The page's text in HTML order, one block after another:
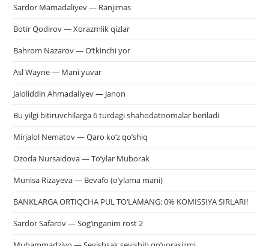
Sardor Mamadaliyev — Ranjimas
Botir Qodirov — Xorazmlik qizlar
Bahrom Nazarov — O’tkinchi yor
Asl Wayne — Mani yuvar
Jaloliddin Ahmadaliyev — Janon
Bu yilgi bitiruvchilarga 6 turdagi shahodatnomalar beriladi
Mirjalol Nematov — Qaro ko’z qo’shiq
Ozoda Nursaidova — To’ylar Muborak
Munisa Rizayeva — Bevafo (o’ylama mani)
BANKLARGA ORTIQCHA PUL TO‘LAMANG: 0% KOMISSIYA SIRLARI!
Sardor Safarov — Sog’inganim rost 2